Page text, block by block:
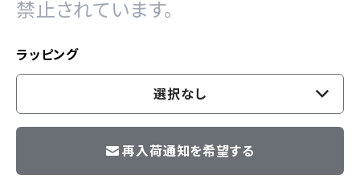
禁止されています。
ラッピング
選択なし
再入荷通知を希望する